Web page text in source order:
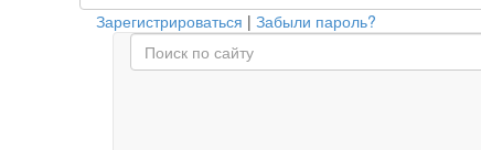
Зарегистрироваться | Забыли пароль?